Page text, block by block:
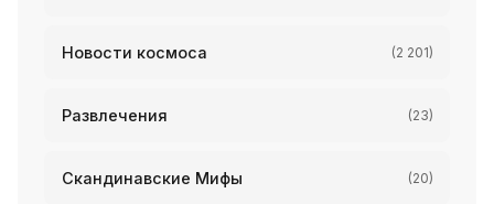
Новости космоса (2 201)
Развлечения (23)
Скандинавские Мифы (20)